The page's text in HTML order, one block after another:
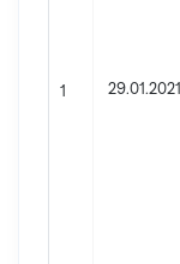
1 29.01.2021